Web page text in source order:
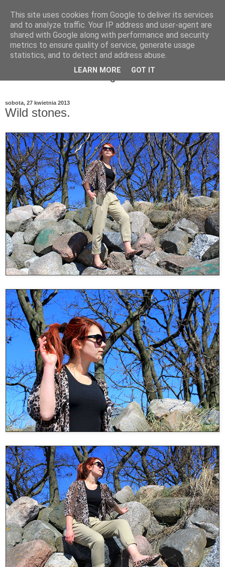
sobota, 27 kwietnia 2013
Wild stones.
This site uses cookies from Google to deliver its services
and to analyze traffic. Your IP address and user-agent are
shared with Google along with performance and security
metrics to ensure quality of service, generate usage
statistics, and to detect and address abuse.
LEARN MORE GOT IT